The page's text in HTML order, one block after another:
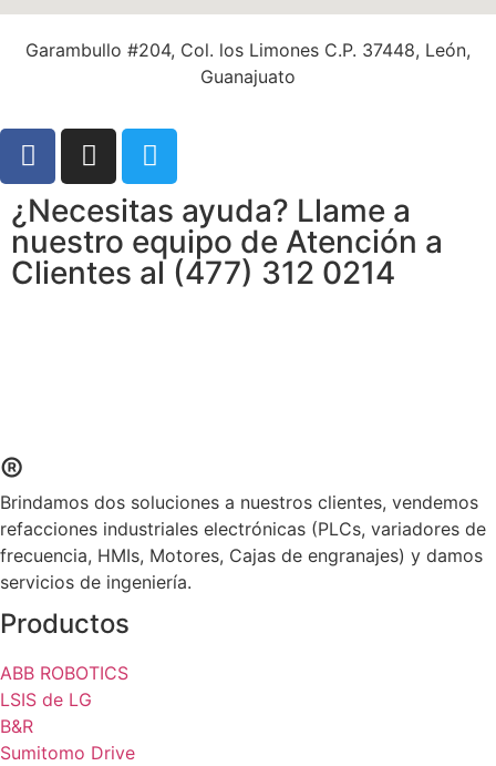
Garambullo #204, Col. los Limones C.P. 37448, León,
Guanajuato
¿Necesitas ayuda? Llame a
nuestro equipo de Atención a
Clientes al (477) 312 0214
®
Brindamos dos soluciones a nuestros clientes, vendemos
refacciones industriales electrónicas (PLCs, variadores de
frecuencia, HMIs, Motores, Cajas de engranajes) y damos
servicios de ingeniería.
Productos
ABB ROBOTICS
LSIS de LG
B&R
Sumitomo Drive